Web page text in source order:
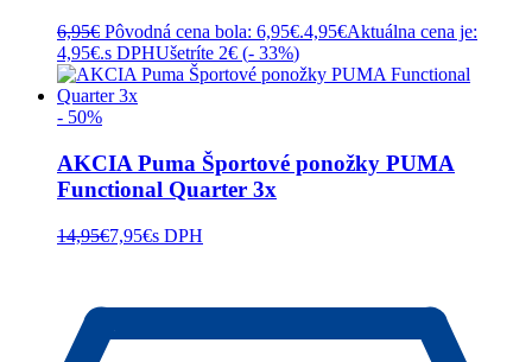
6,95€ Pôvodná cena bola: 6,95€.4,95€Aktuálna cena je:
4,95€.s DPHUšetríte 2€ (- 33%)
- 50%
AKCIA Puma Športové ponožky PUMA
Functional Quarter 3x
14,95€7,95€s DPH